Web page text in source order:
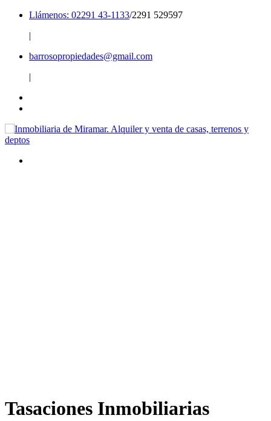
Llámenos: 02291 43-1133/2291 529597
|
barrosopropiedades@gmail.com
|
Tasaciones Inmobiliarias